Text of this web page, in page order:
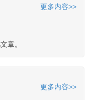
更多内容>>
章。
更多内容>>